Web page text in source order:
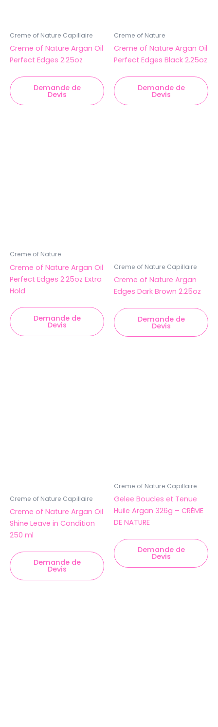
Creme of Nature Capillaire
Creme of Nature Argan Oil
Perfect Edges 2.25oz
Demande de
Devis
Creme of Nature
Creme of Nature Argan Oil
Perfect Edges Black 2.25oz
Demande de
Devis
Creme of Nature
Creme of Nature Argan Oil
Perfect Edges 2.25oz Extra
Hold
Demande de
Devis
Creme of Nature Capillaire
Creme of Nature Argan
Edges Dark Brown 2.25oz
Demande de
Devis
Creme of Nature Capillaire
Creme of Nature Argan Oil
Shine Leave in Condition
250 ml
Demande de
Devis
Creme of Nature Capillaire
Gelee Boucles et Tenue
Huile Argan 326g – CRÈME
DE NATURE
Demande de
Devis